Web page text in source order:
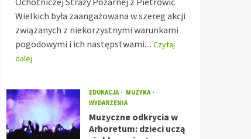
Wielkich była zaangażowana w szereg akcji
związanych z niekorzystnymi warunkami
pogodowymi i ich następstwami.... Czytaj
dalej
EDUKACJA
MUZYKA
WYDARZENIA
Muzyczne odkrycia w
Arboretum: dzieci uczą